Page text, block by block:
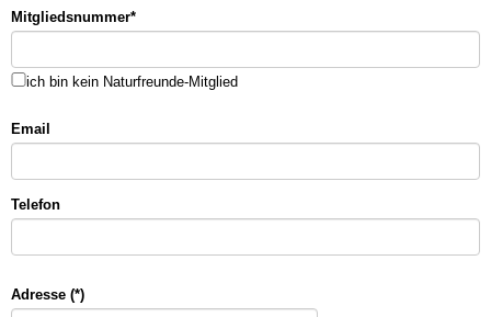
Mitgliedsnummer*
ich bin kein Naturfreunde-Mitglied
Email
Telefon
Adresse (*)